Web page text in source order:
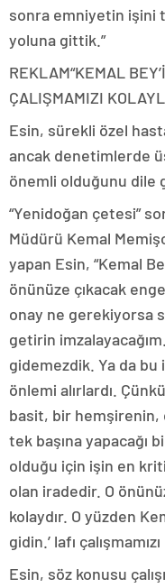
sonra emniyetin işini
yoluna gittik.”
REKLAM“KEMAL
ÇALIŞMAMIZI
Esin, sürekli özel
ancak denetimlerde
önemli olduğunu dile
“Yenidoğan çetesi”
Müdürü Kemal
yapan Esin, “Kemal
önünüze çıkacak
onay ne gerekiyorsa
getirin
gidemezdik. Ya da
önlemi alırlardı.
basit, bir hemşirenin,
tek başına yapacağı
olduğu için işin en
olan iradedir. O
kolaydır. O yüzden
gidin.’ lafı
Esin, söz konusu